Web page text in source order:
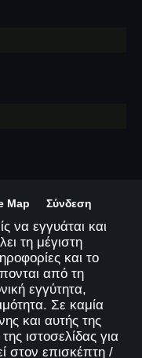
Map Σύνδεση
να εγγυάται και
τη μέγιστη
και το
από τη
εγγύτητα,
Σε καμία
και αυτής της
ιστοσελίδας για
στον επισκέπτη /